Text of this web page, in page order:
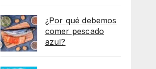
¿Por qué debemos
comer pescado
azul?